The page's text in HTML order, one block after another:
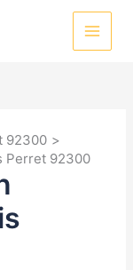
MAIN
92300
Perret 92300